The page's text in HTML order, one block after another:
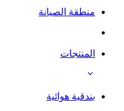
منطقة الصيانة
المنتجات
بندقية هوائية